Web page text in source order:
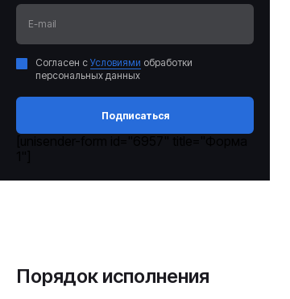
E-mail
Согласен с Условиями обработки
персональных данных
Подписаться
Порядок исполнения